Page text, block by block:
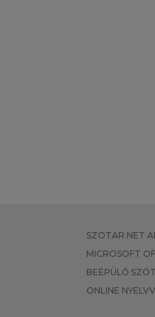
SZOTAR.NET
MICROSOFT
BEÉPÜLŐ
ONLINE